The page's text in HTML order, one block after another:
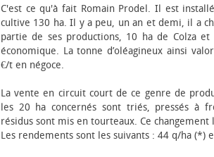
C'est ce qu'à fait Romain Prodel. Il est
cultive 130 ha. Il y a peu, un an et demi, il a
partie de ses productions, 10 ha de Colza
économique. La tonne d’oléagineux ainsi
€/t en négoce.
La vente en circuit court de ce genre de
les 20 ha concernés sont triés, pressés à
résidus sont mis en tourteaux. Ce changement
Les rendements sont les suivants : 44 q/ha (*)